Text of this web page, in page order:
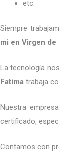
etc.
Siempre
mi en Virgen de
La tecnología
Fatima trabaja
Nuestra
certificado,
Contamos con